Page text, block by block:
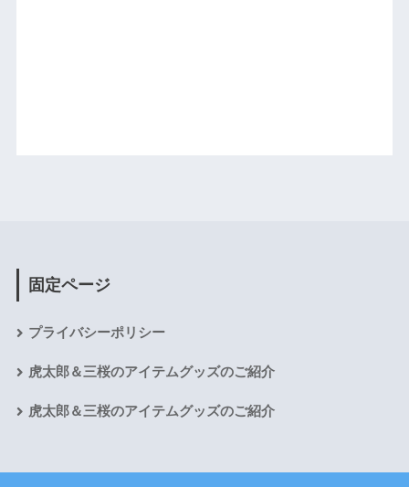
固定ページ
プライバシーポリシー
虎太郎＆三桜のアイテムグッズのご紹介
虎太郎＆三桜のアイテムグッズのご紹介